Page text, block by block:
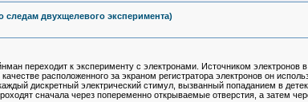
двухщелевого эксперимента)
переходит к эксперименту с электронами. Источником
расположенного за экраном регистратора электронов он
дискретный электрический стимул, вызванный попаданием в
сначала через попеременно открываемые отверстия, а затем